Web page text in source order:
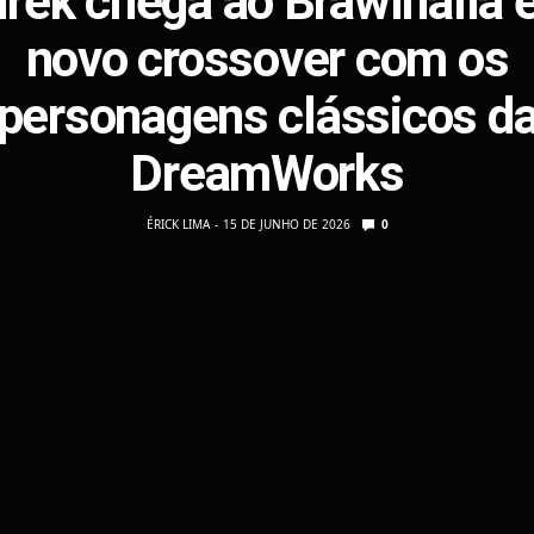
novo crossover com os
clássicos
DreamWorks
ÉRICK LIMA 15 DE JUNHO DE 2026 0